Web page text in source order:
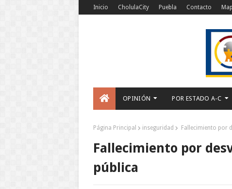
Inicio CholulaCity Puebla Contacto
OPINIÓN POR ESTADO A-C
Página Principal inseguridad Fallecimiento por
Fallecimiento por
pública